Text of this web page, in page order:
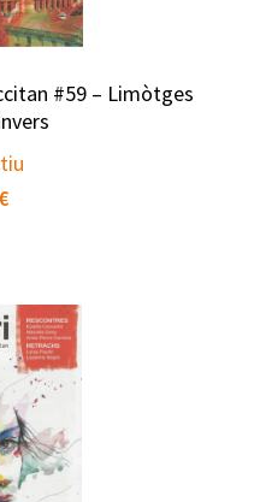
#59 – Limòtges
€